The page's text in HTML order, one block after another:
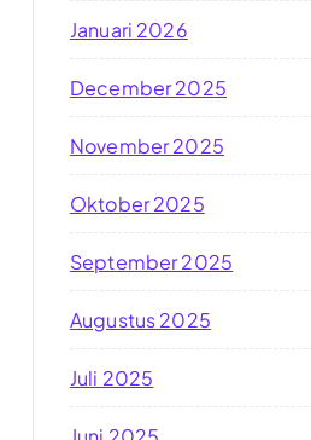
Januari 2026
December 2025
November 2025
Oktober 2025
September 2025
Augustus 2025
Juli 2025